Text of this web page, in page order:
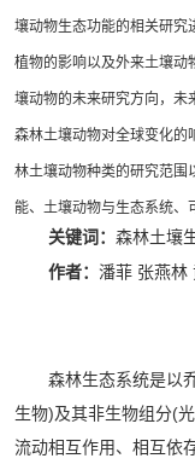
壤动物生态功能的相关研究
植物的影响以及外来土壤动
壤动物的未来研究方向，未
森林土壤动物对全球变化的
林土壤动物种类的研究范围
能、土壤动物与生态系统、
关键词： 森林土壤
作者： 潘菲 张燕林
森林生态系统是以乔
生物)及其非生物组分(
流动相互作用、相互依